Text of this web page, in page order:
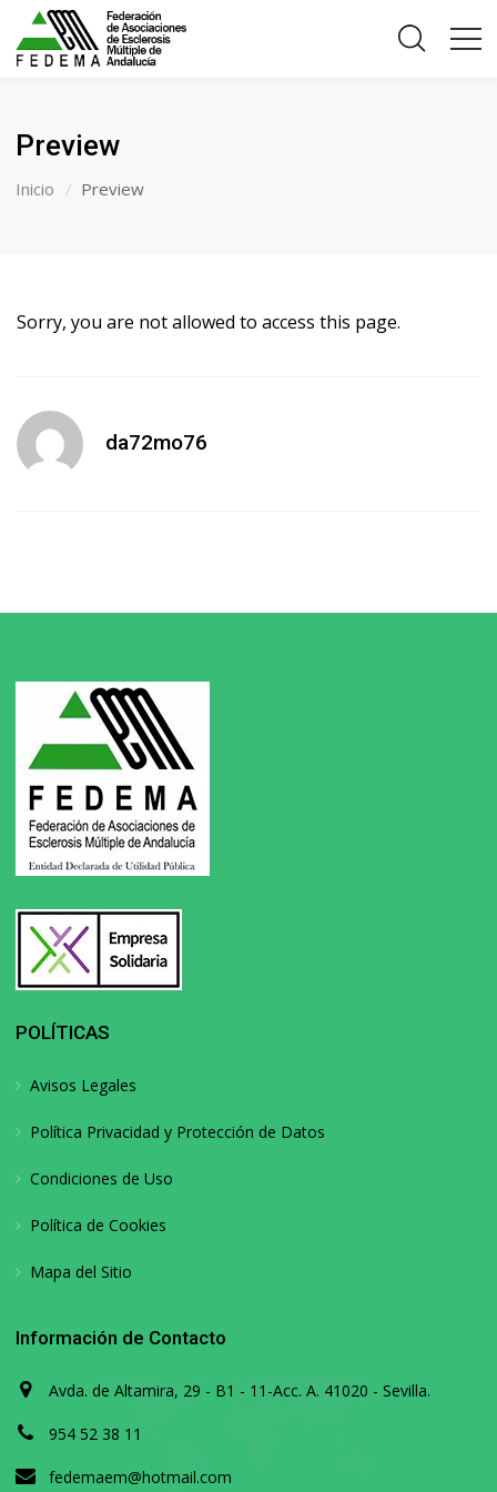
Preview
Inicio Preview
Sorry, you are not allowed to access this page.
da72mo76
POLÍTICAS
Avisos Legales
Política Privacidad y Protección de Datos
Condiciones de Uso
Política de Cookies
Mapa del Sitio
Información de Contacto
Avda. de Altamira, 29 - B1 - 11-Acc. A. 41020 - Sevilla.
954 52 38 11
fedemaem@hotmail.com